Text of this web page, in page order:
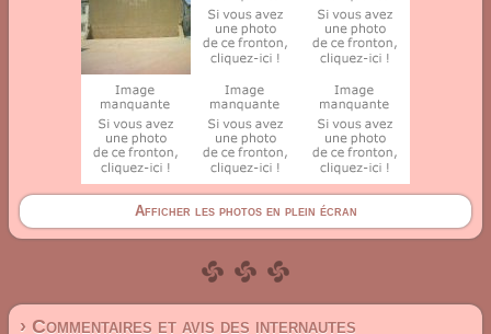
Afficher les photos en plein écran
› Commentaires et avis des internautes